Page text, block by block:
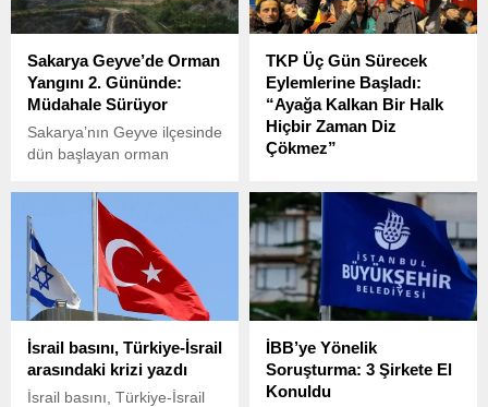
Sakarya Geyve’de Orman
Yangını 2. Gününde:
Müdahale Sürüyor
Sakarya’nın Geyve ilçesinde
dün başlayan orman
etkisini sürdürüyor.
TKP Üç Gün Sürecek
Eylemlerine Başladı:
“Ayağa Kalkan Bir Halk
Hiçbir Zaman Diz
Çökmez”
Belediyesi’ne (İBB) yönelik
operasyonların ardından
Türkiye genelinde başlayan
protestolar devam ederken,
Türkiye Komünist Partisi
(TKP) de “Hükümete Diz
eylem planı açıkladı.
İsrail basını, Türkiye-İsrail
arasındaki krizi yazdı
İsrail basını, Türkiye-İsrail
İBB’ye Yönelik
Soruşturma: 3 Şirkete El
Konuldu